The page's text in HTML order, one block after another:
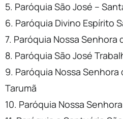
5. Paróquia São José –
6. Paróquia Divino Espírito
7. Paróquia Nossa Senhora
8. Paróquia São José
9. Paróquia Nossa Senhora
Tarumã
10. Paróquia Nossa